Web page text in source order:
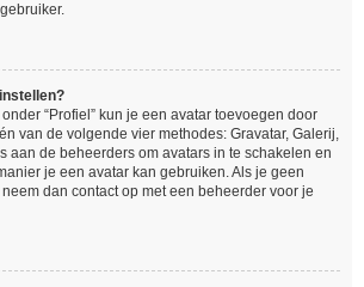
“Profiel” kun je een avatar toevoegen door
van de volgende vier methodes: Gravatar, Galerij,
aan de beheerders om avatars in te schakelen en
je een avatar kan gebruiken. Als je geen
dan contact op met een beheerder voor je